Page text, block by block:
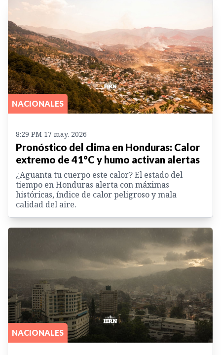
NACIONALES
8:29 PM 17 may. 2026
Pronóstico del clima en Honduras: Calor
extremo de 41°C y humo activan alertas
¿Aguanta tu cuerpo este calor? El estado del
tiempo en Honduras alerta con máximas
históricas, índice de calor peligroso y mala
calidad del aire.
NACIONALES